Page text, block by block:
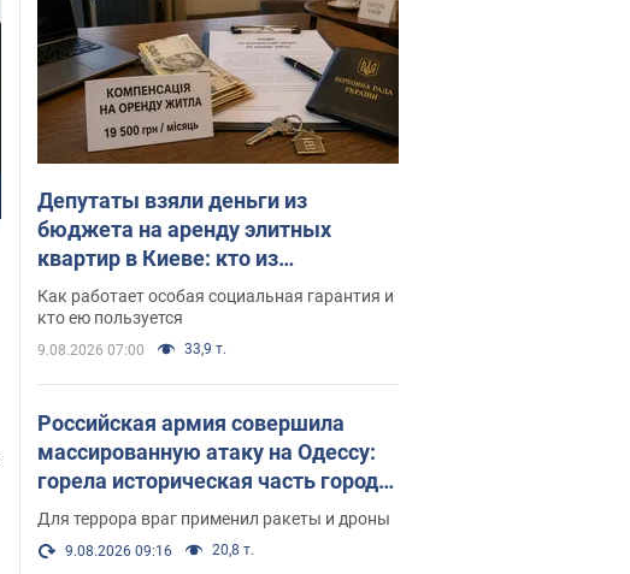
Депутаты взяли деньги из
бюджета на аренду элитных
квартир в Киеве: кто из
парламентариев просил средства
и где поселился
Как работает особая социальная гарантия и
кто ею пользуется
9.08.2026 07:00 33,9 т.
Российская армия совершила
массированную атаку на Одессу:
горела историческая часть города,
есть пострадавшие. Фото и видео
Для террора враг применил ракеты и дроны
9.08.2026 09:16 20,8 т.